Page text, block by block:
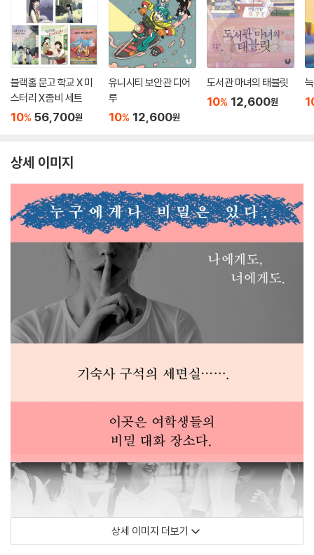
블랙홀 문고 학교 X 미
스터리 X 좀비 세트
10% 56,700원
유니시티 보안관 디어
루
10% 12,600원
도서관 마녀의 태블릿
10% 12,600원
상세 이미지
상세 이미지 더보기